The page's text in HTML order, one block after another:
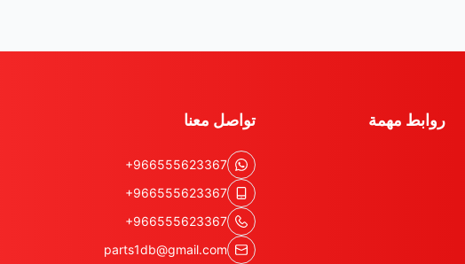
روابط مهمة تواصل معنا
+966555623367
+966555623367
+966555623367
parts1db@gmail.com